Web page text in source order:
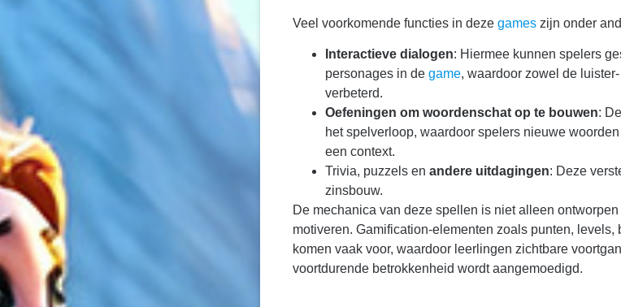
Veel voorkomende functies in dezegames zijn onder
Interactieve dialogen: Hiermee kunnen spelers
personages in degame, waardoor zowel de
verbeterd.
Oefeningen om woordenschat op te bouwen:
het spelverloop, waardoor spelers nieuwe
een context.
Trivia, puzzels enandere uitdagingen: Deze
zinsbouw.
De mechanica van deze spellen is niet alleen
motiveren. Gamification-elementen zoals punten, levels,
komen vaak voor, waardoor leerlingen zichtbare
voortdurende betrokkenheid wordt aangemoedigd.